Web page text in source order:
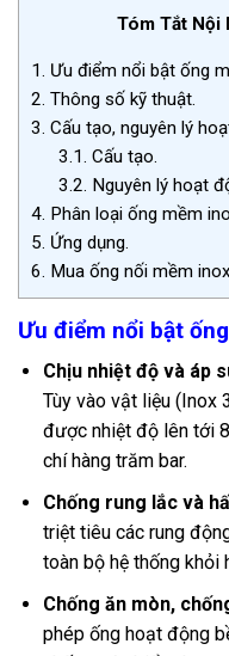
Tóm Tắt Nội
1. Ưu điểm nổi bật ống
2. Thông số kỹ thuật.
3. Cấu tạo, nguyên lý
3.1. Cấu tạo.
3.2. Nguyên lý hoạt
4. Phân loại ống mềm
5. Ứng dụng.
6. Mua ống nối mềm
Ưu điểm nổi bật
Chịu nhiệt độ và áp
Tùy vào vật liệu (Inox
được nhiệt độ lên tới
chí hàng trăm bar.
Chống rung lắc và
triệt tiêu các rung
toàn bộ hệ thống khỏi
Chống ăn mòn,
phép ống hoạt động